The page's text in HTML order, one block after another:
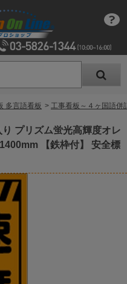
多言語看板 > 工事看板～４ヶ国語併
プリズム蛍光高輝度オレ
【鉄枠付】 安全標